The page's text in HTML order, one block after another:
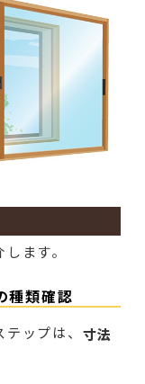
ます。
種類確認
ップは、 寸法